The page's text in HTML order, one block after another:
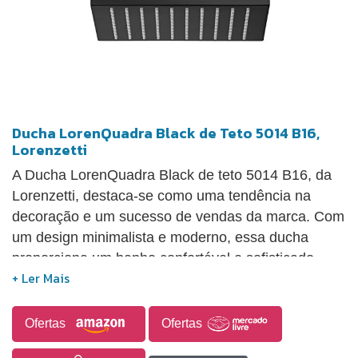
Ducha LorenQuadra Black de Teto 5014 B16,
Lorenzetti
A Ducha LorenQuadra Black de teto 5014 B16, da
Lorenzetti, destaca-se como uma tendência na
decoração e um sucesso de vendas da marca. Com
um design minimalista e moderno, essa ducha
proporciona um banho confortável e sofisticado,
garantindo excelente vazão e conforto. Seu
mundial, confere ao banheiro elegância e
modernidade. Construída em aço com linhas retas,
Ofertas Ofertas